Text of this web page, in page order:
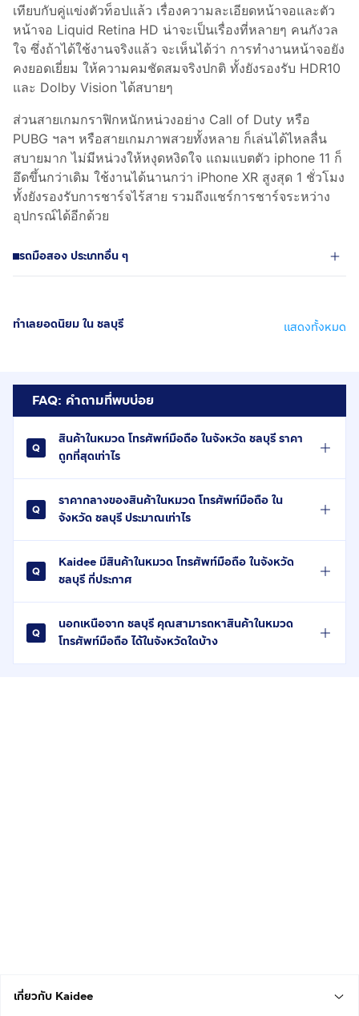
เทียบกับคู่แข่งตัวท็อปแล้ว เรื่องความละเอียดหน้าจอและตัว
หน้าจอ Liquid Retina HD น่าจะเป็นเรื่องที่หลายๆ คนกังวล
ใจ ซึ่งถ้าได้ใช้งานจริงแล้ว จะเห็นได้ว่า การทำงานหน้าจอยัง
คงยอดเยี่ยม ให้ความคมชัดสมจริงปกติ ทั้งยังรองรับ HDR10
และ Dolby Vision ได้สบายๆ
ส่วนสายเกมกราฟิกหนักหน่วงอย่าง Call of Duty หรือ
PUBG ฯลฯ หรือสายเกมภาพสวยทั้งหลาย ก็เล่นได้ไหลลื่น
สบายมาก ไม่มีหน่วงให้หงุดหงิดใจ แถมแบตตัว iphone 11 ก็
อึดขึ้นกว่าเดิม ใช้งานได้นานกว่า iPhone XR สูงสุด 1 ชั่วโมง
ทั้งยังรองรับการชาร์จไร้สาย รวมถึงแชร์การชาร์จระหว่าง
อุปกรณ์ได้อีกด้วย
รถมือสอง ประเภทอื่น ๆ
ทำเลยอดนิยม ใน ชลบุรี แสดงทั้งหมด
FAQ: คำถามที่พบบ่อย
สินค้าในหมวด โทรศัพท์มือถือ ในจังหวัด ชลบุรี ราคา
ถูกที่สุดเท่าไร
ราคากลางของสินค้าในหมวด โทรศัพท์มือถือ ใน
จังหวัด ชลบุรี ประมาณเท่าไร
Kaidee มีสินค้าในหมวด โทรศัพท์มือถือ ในจังหวัด
ชลบุรี กี่ประกาศ
นอกเหนือจาก ชลบุรี คุณสามารถหาสินค้าในหมวด
โทรศัพท์มือถือ ได้ในจังหวัดใดบ้าง
เกี่ยวกับ Kaidee